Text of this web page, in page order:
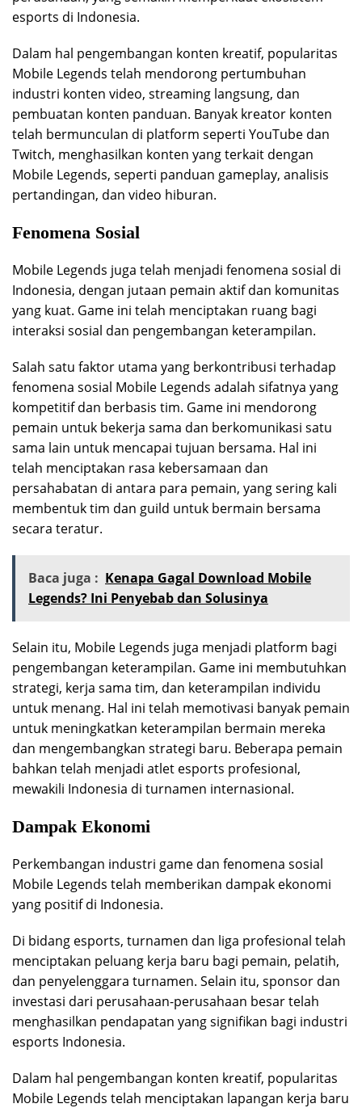
esports di Indonesia.
Dalam hal pengembangan konten kreatif, popularitas
Mobile Legends telah mendorong pertumbuhan
industri konten video, streaming langsung, dan
pembuatan konten panduan. Banyak kreator konten
telah bermunculan di platform seperti YouTube dan
Twitch, menghasilkan konten yang terkait dengan
Mobile Legends, seperti panduan gameplay, analisis
pertandingan, dan video hiburan.
Fenomena Sosial
Mobile Legends juga telah menjadi fenomena sosial di
Indonesia, dengan jutaan pemain aktif dan komunitas
yang kuat. Game ini telah menciptakan ruang bagi
interaksi sosial dan pengembangan keterampilan.
Salah satu faktor utama yang berkontribusi terhadap
fenomena sosial Mobile Legends adalah sifatnya yang
kompetitif dan berbasis tim. Game ini mendorong
pemain untuk bekerja sama dan berkomunikasi satu
sama lain untuk mencapai tujuan bersama. Hal ini
telah menciptakan rasa kebersamaan dan
persahabatan di antara para pemain, yang sering kali
membentuk tim dan guild untuk bermain bersama
secara teratur.
Baca juga : Kenapa Gagal Download Mobile
Legends? Ini Penyebab dan Solusinya
Selain itu, Mobile Legends juga menjadi platform bagi
pengembangan keterampilan. Game ini membutuhkan
strategi, kerja sama tim, dan keterampilan individu
untuk menang. Hal ini telah memotivasi banyak pemain
untuk meningkatkan keterampilan bermain mereka
dan mengembangkan strategi baru. Beberapa pemain
bahkan telah menjadi atlet esports profesional,
mewakili Indonesia di turnamen internasional.
Dampak Ekonomi
Perkembangan industri game dan fenomena sosial
Mobile Legends telah memberikan dampak ekonomi
yang positif di Indonesia.
Di bidang esports, turnamen dan liga profesional telah
menciptakan peluang kerja baru bagi pemain, pelatih,
dan penyelenggara turnamen. Selain itu, sponsor dan
investasi dari perusahaan-perusahaan besar telah
menghasilkan pendapatan yang signifikan bagi industri
esports Indonesia.
Dalam hal pengembangan konten kreatif, popularitas
Mobile Legends telah menciptakan lapangan kerja baru